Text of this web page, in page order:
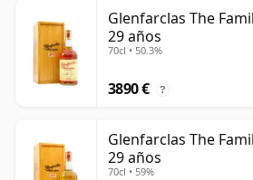
Glenfarclas The
29 años
70cl • 50.3%
3890 € ?
Glenfarclas The
29 años
70cl • 59%